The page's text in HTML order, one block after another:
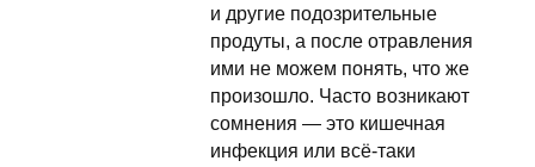
и другие подозрительные
продуты, а после отравления
ими не можем понять, что же
произошло. Часто возникают
сомнения — это кишечная
инфекция или всё-таки